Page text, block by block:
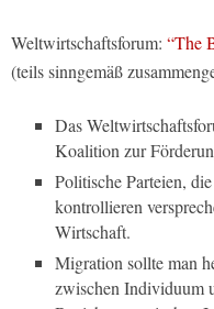
Weltwirtschaftsforum: “The
(teils sinngemäß
Das
Koalition zur
Politische Parteien,
kontrollieren
Wirtschaft.
Migration sollte man
zwischen Individuum